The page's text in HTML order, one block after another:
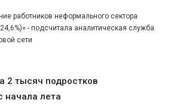
работников неформального сектора
- подсчитала аналитическая служба
сети
2 тысяч подростков
начала лета